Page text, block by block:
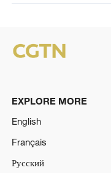
EXPLORE MORE
English
Français
Русский